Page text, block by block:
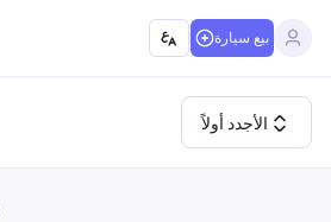
بيع سيارة
الأجدد أولاً